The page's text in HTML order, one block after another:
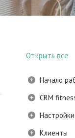
Открыть все
Начало
CRM
Клиенты